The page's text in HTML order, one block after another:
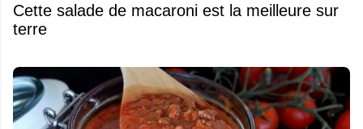
Cette salade de macaroni est la meilleure sur
terre